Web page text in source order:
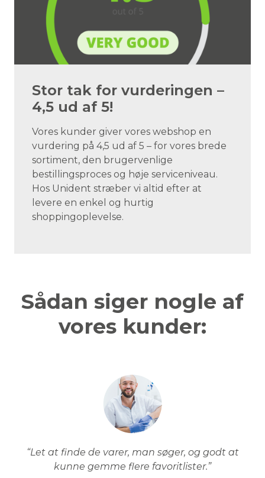
Stor tak for vurderingen –
4,5 ud af 5!
Vores kunder giver vores webshop en
vurdering på 4,5 ud af 5 – for vores brede
sortiment, den brugervenlige
bestillingsproces og høje serviceniveau.
Hos Unident stræber vi altid efter at
levere en enkel og hurtig
shoppingoplevelse.
Sådan siger nogle af
vores kunder:
“Let at finde de varer, man søger, og godt at
kunne gemme flere favoritlister.”